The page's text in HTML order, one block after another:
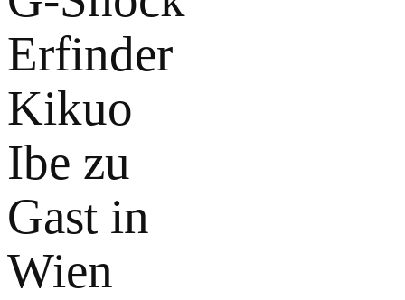
Erfinder
Kikuo
Ibe zu
Gast in
Wien